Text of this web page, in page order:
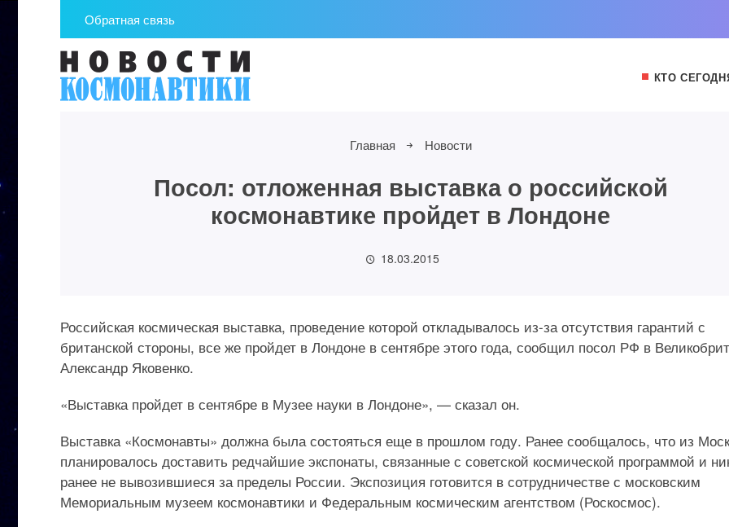
Обратная связь
КТО
Главная Новости
Посол: отложенная выставка о российской
космонавтике пройдет в Лондоне
18.03.2015
Российская космическая выставка, проведение которой откладывалось из-за отсутствия гарантий с
британской стороны, все же пройдет в Лондоне в сентябре этого года, сообщил посол РФ в
Александр Яковенко.
«Выставка пройдет в сентябре в Музее науки в Лондоне», — сказал он.
Выставка «Космонавты» должна была состояться еще в прошлом году. Ранее сообщалось, что из
планировалось доставить редчайшие экспонаты, связанные с советской космической программой и
ранее не вывозившиеся за пределы России. Экспозиция готовится в сотрудничестве с московским
Мемориальным музеем космонавтики и Федеральным космическим агентством (Роскосмос).